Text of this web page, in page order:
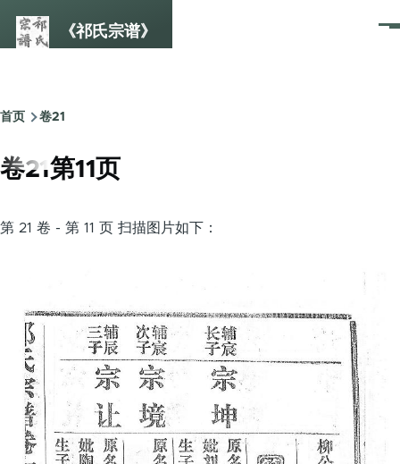
《祁氏宗谱》
菜
面
包
屑
首页 卷21
卷21第11页
第 21 卷 - 第 11 页 扫描图片如下：